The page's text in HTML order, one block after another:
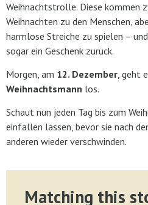
Weihnachtstrolle. Diese kommen
Weihnachten zu den Menschen,
harmlose Streiche zu spielen –
sogar ein Geschenk zurück.
Morgen, am 12. Dezember , geht
Weihnachtsmann los.
Schaut nun jeden Tag bis zum
einfallen lassen, bevor sie nach
anderen wieder verschwinden.
Matching this